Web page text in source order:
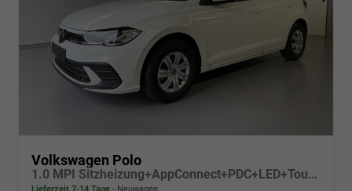
Volkswagen Polo
1.0 MPI Sitzheizung+AppConnect+PDC+LED+Touch+Lichtsensor+MultiLenkrad